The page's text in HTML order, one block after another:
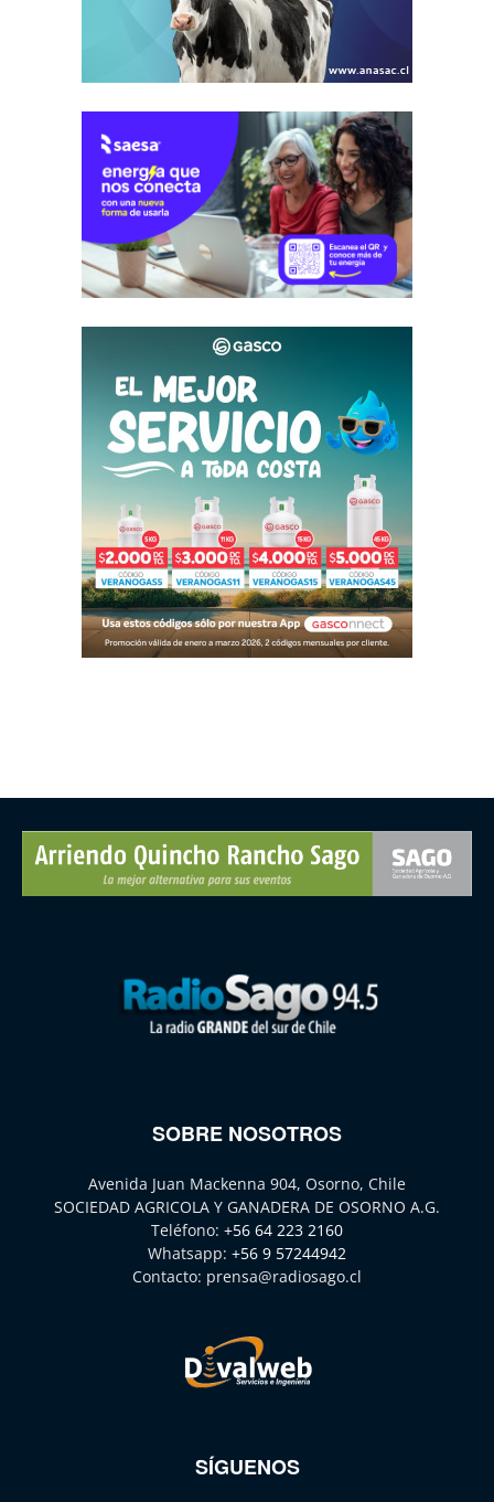
SOBRE NOSOTROS
Avenida Juan Mackenna 904, Osorno, Chile
SOCIEDAD AGRICOLA Y GANADERA DE OSORNO A.G.
Teléfono: +56 64 223 2160
Whatsapp: +56 9 57244942
Contacto: prensa@radiosago.cl
SÍGUENOS